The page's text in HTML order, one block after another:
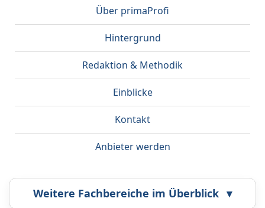
Über primaProfi
Hintergrund
Redaktion & Methodik
Einblicke
Kontakt
Anbieter werden
Weitere Fachbereiche im Überblick ▾